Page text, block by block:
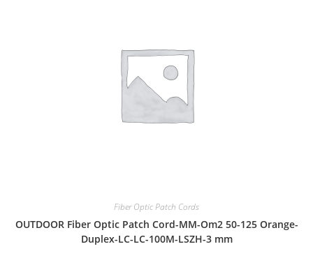
Fiber Optic Patch Cords
OUTDOOR Fiber Optic Patch Cord-MM-Om2 50-125 Orange-
Duplex-LC-LC-100M-LSZH-3 mm